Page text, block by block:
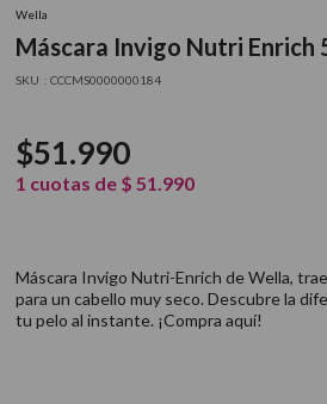
Wella
Máscara Invigo Nutri Enrich
: CCCMS0000000184
$51.990
1 cuotas de $ 51.990
Máscara Invigo Nutri-Enrich de Wella,
para un cabello muy seco. Descubre la
tu pelo al instante. ¡Compra aquí!
3. farmavita
5. cepillo
6. gama
9. acondicionador